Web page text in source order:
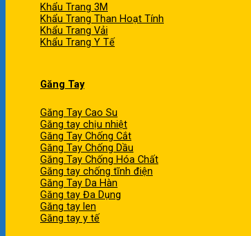
Khẩu Trang 3M
Khẩu Trang Than Hoạt Tính
Khẩu Trang Vải
Khẩu Trang Y Tế
Găng Tay
Găng Tay Cao Su
Găng tay chịu nhiệt
Găng Tay Chống Cắt
Găng Tay Chống Dầu
Găng Tay Chống Hóa Chất
Găng tay chống tĩnh điện
Găng Tay Da Hàn
Găng tay Đa Dụng
Găng tay len
Găng tay y tế